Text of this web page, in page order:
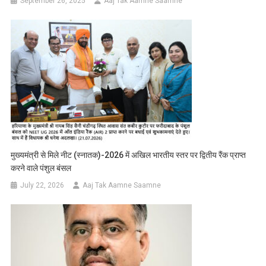
मुख्यमंत्री से मिले नीट (स्नातक)-2026 में अखिल भारतीय स्तर पर द्वितीय रैंक प्राप्त
करने वाले पंशुल बंसल
July 22, 2026 Aaj Tak Aamne Saamne